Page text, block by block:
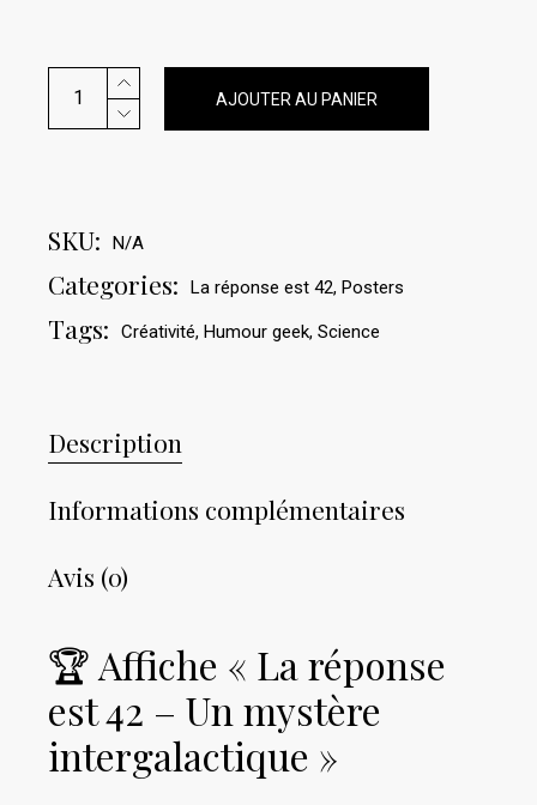
Poster La réponse est 42 – Entre humour geek et quête
AJOUTER AU PANIER
SKU: N/A
Categories: La réponse est 42,Posters
Tags: Créativité,Humour geek,Science
Description
Informations complémentaires
Avis (0)
🏆 Affiche « La réponse
est 42 – Un mystère
intergalactique »